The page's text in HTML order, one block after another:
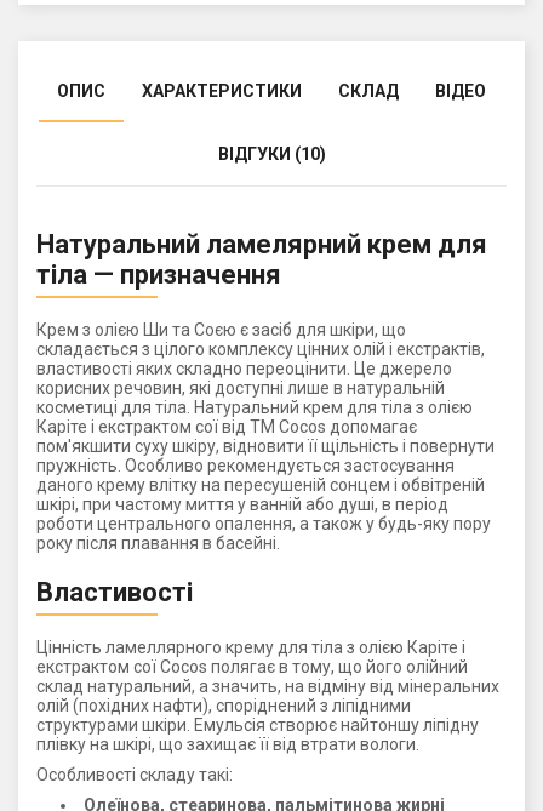
ОПИС ХАРАКТЕРИСТИКИ СКЛАД ВІДЕО
ВІДГУКИ (10)
Натуральний ламелярний крем для
тіла — призначення
Крем з олією Ши та Соєю є засіб для шкіри, що
складається з цілого комплексу цінних олій і екстрактів,
властивості яких складно переоцінити. Це джерело
корисних речовин, які доступні лише в натуральній
косметиці для тіла. Натуральний крем для тіла з олією
Каріте і екстрактом сої від ТМ Cocos допомагає
пом'якшити суху шкіру, відновити її щільність і повернути
пружність. Особливо рекомендується застосування
даного крему влітку на пересушеній сонцем і обвітреній
шкірі, при частому миття у ванній або душі, в період
роботи центрального опалення, а також у будь-яку пору
року після плавання в басейні.
Властивості
Цінність ламеллярного крему для тіла з олією Каріте і
екстрактом сої Cocos полягає в тому, що його олійний
склад натуральний, а значить, на відміну від мінеральних
олій (похідних нафти), споріднений з ліпідними
структурами шкіри. Емульсія створює найтоншу ліпідну
плівку на шкірі, що захищає її від втрати вологи.
Особливості складу такі:
Олеїнова, стеаринова, пальмітинова жирні